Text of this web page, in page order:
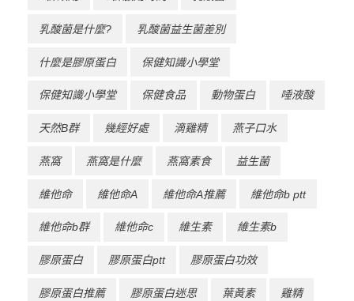
乳酸菌是什麼? 乳酸菌益生菌差別
什麼是膠原蛋白 保健知識小學堂
保健知識小學堂 保健食品 動物蛋白 唾液酸
天然B群 幾經好處 滴雞精 燕子口水
燕窩 燕窩是什麼 燕窩素食 益生菌
維他命 維他命A 維他命A推薦 維他命b ptt
維他命b群 維他命c 維生素 維生素b
膠原蛋白 膠原蛋白ptt 膠原蛋白功效
膠原蛋白推薦 膠原蛋白迷思 葉黃素 雞精